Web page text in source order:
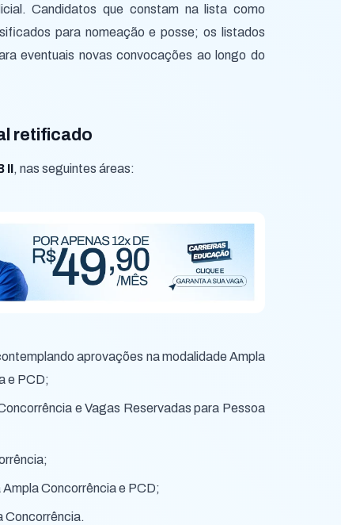
Candidatos que constam na lista como
para nomeação e posse; os listados
eventuais novas convocações ao longo do
retificado
II, nas seguintes áreas:
aprovações na modalidade Ampla
e PCD;
e Vagas Reservadas para Pessoa
Concorrência e PCD;
Concorrência.